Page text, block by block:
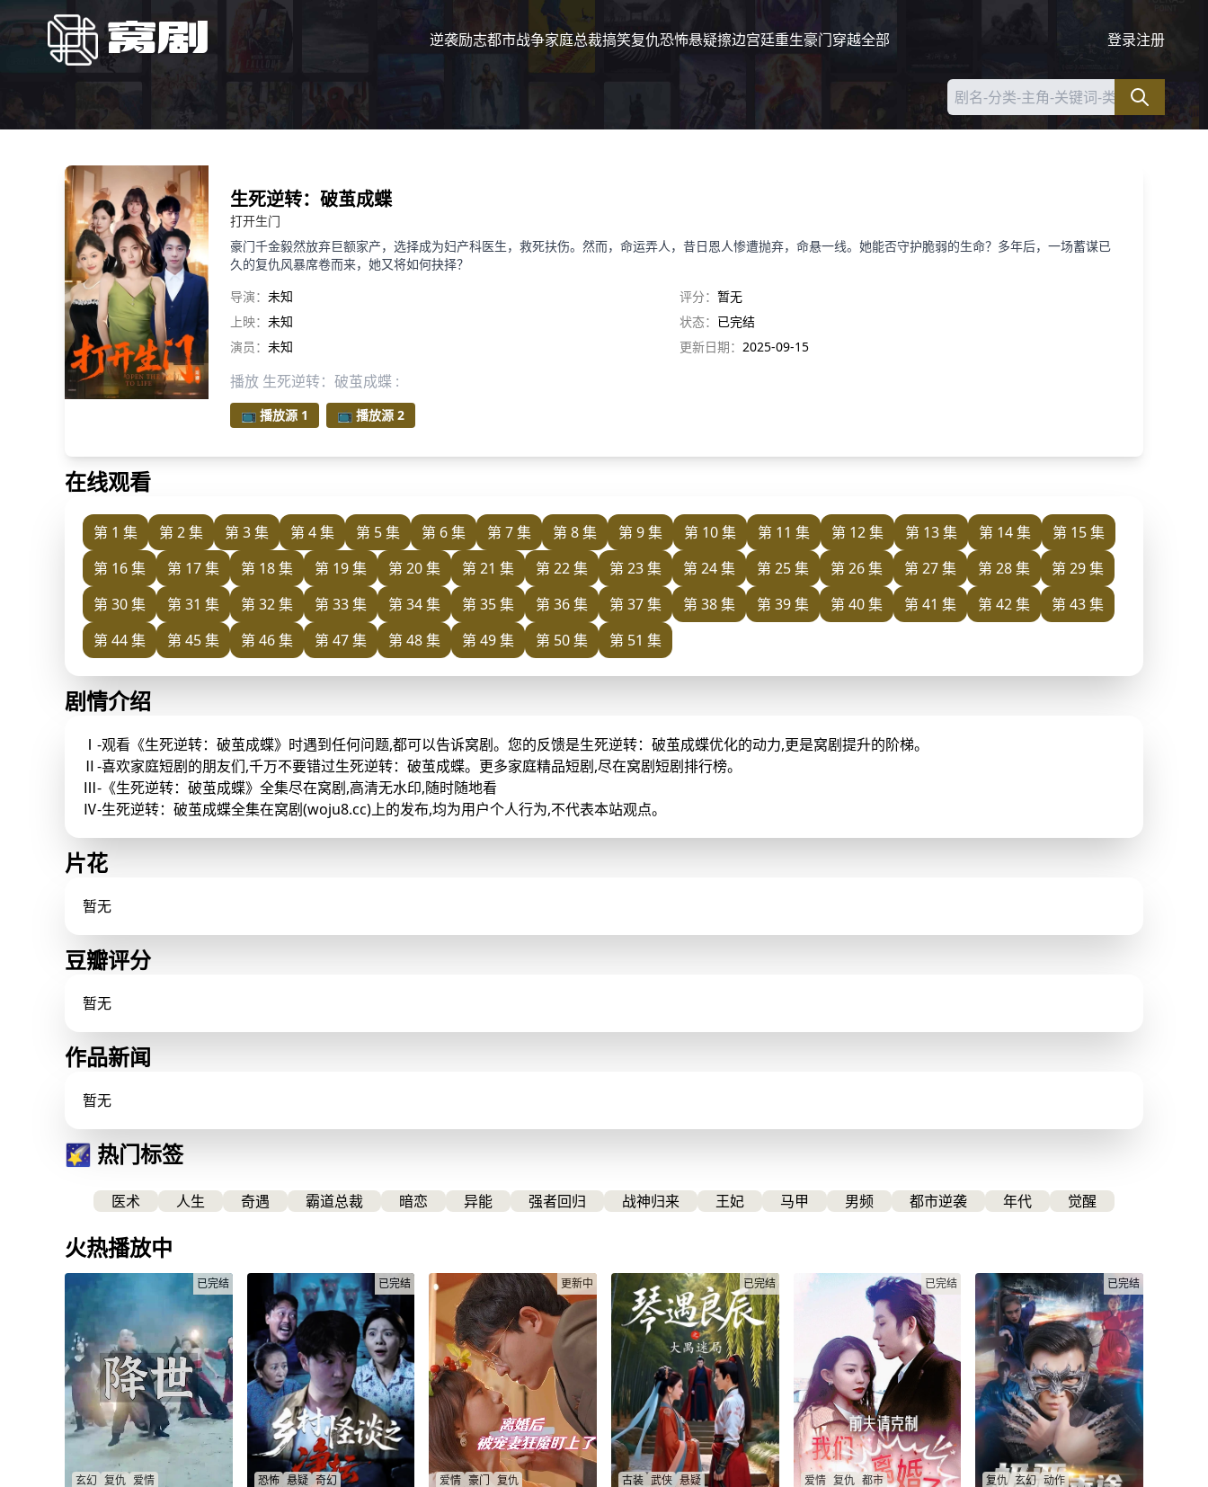
逆袭励志都市战争家庭总裁搞笑复仇恐怖悬疑擦边宫廷重生豪门穿越全部 登录注册
生死逆转：破茧成蝶
打开生门
豪门千金毅然放弃巨额家产，选择成为妇产科医生，救死扶伤。然而，命运弄人，昔日恩人惨遭抛弃，命悬一线。她能否守护脆弱的生命？多年后，一场蓄谋已
久的复仇风暴席卷而来，她又将如何抉择？
导演： 未知 评分： 暂无
上映： 未知 状态： 已完结
演员： 未知 更新日期： 2025-09-15
播放 生死逆转：破茧成蝶 :
📺 播放源 1 📺 播放源 2
在线观看
第 1 集 第 2 集 第 3 集 第 4 集 第 5 集 第 6 集 第 7 集 第 8 集 第 9 集 第 10 集 第 11 集 第 12 集 第 13 集 第 14 集
第 15 集
第 16 集
第 17 集 第 18 集 第 19 集 第 20 集 第 21 集 第 22 集 第 23 集 第 24 集 第 25 集 第 26 集 第 27 集 第 28 集
第 29 集
第 30 集
第 31 集 第 32 集 第 33 集 第 34 集 第 35 集 第 36 集 第 37 集 第 38 集 第 39 集 第 40 集 第 41 集 第 42 集
第 43 集
第 44 集
第 45 集 第 46 集 第 47 集 第 48 集 第 49 集 第 50 集 第 51 集
剧情介绍
Ⅰ-观看《生死逆转：破茧成蝶》时遇到任何问题,都可以告诉窝剧。您的反馈是生死逆转：破茧成蝶优化的动力,更是窝剧提升的阶梯。
Ⅱ-喜欢家庭短剧的朋友们,千万不要错过生死逆转：破茧成蝶。更多家庭精品短剧,尽在窝剧短剧排行榜。
Ⅲ-《生死逆转：破茧成蝶》全集尽在窝剧,高清无水印,随时随地看
Ⅳ-生死逆转：破茧成蝶全集在窝剧(woju8.cc)上的发布,均为用户个人行为,不代表本站观点。
片花
暂无
豆瓣评分
暂无
作品新闻
暂无
🌠 热门标签
医术 人生 奇遇 霸道总裁 暗恋 异能 强者回归 战神归来 王妃 马甲 男频 都市逆袭 年代 觉醒
火热播放中
已完结
玄幻 复仇 爱情
已完结
恐怖 悬疑 奇幻
更新中
爱情 豪门
复仇
已完结
古装 武侠 悬疑
已完结
爱情 复仇 都市
已完结
复仇 玄幻 动作